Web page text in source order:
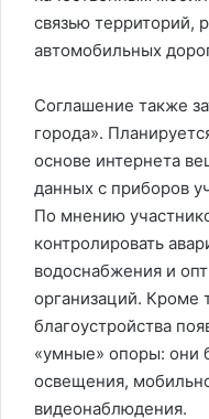
связью территорий,
автомобильных
Соглашение также
города».
основе интернета
данных с приборов
По мнению
контролировать
водоснабжения и
организаций. Кроме
благоустройства
«умные» опоры: они
освещения,
видеонаблюдения.